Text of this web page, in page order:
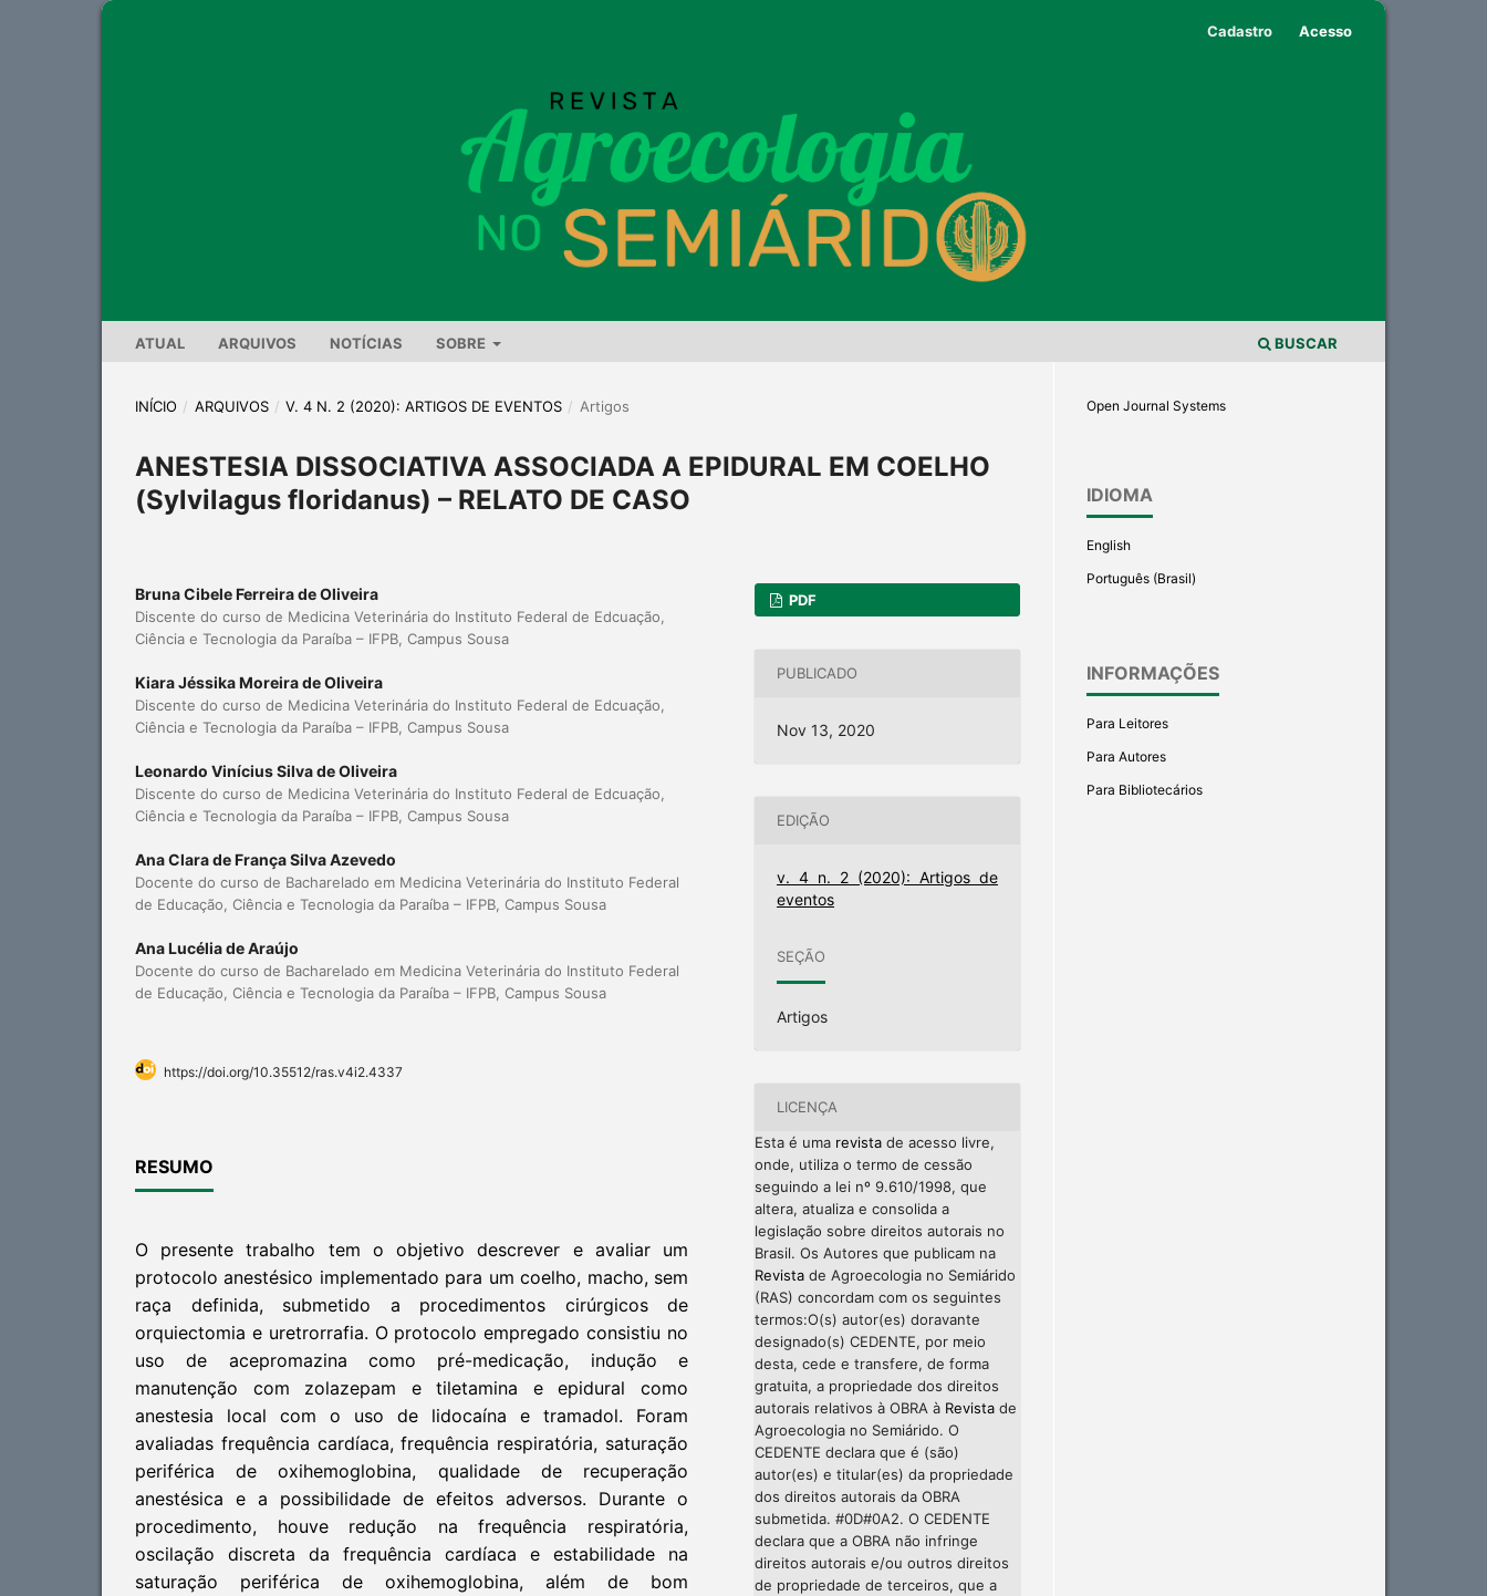
ATUAL ARQUIVOS NOTÍCIAS SOBRE BUSCAR
Cadastro Acesso
INÍCIO / ARQUIVOS / V. 4 N. 2 (2020): ARTIGOS DE EVENTOS / Artigos
ANESTESIA DISSOCIATIVA ASSOCIADA A EPIDURAL EM COELHO
(Sylvilagus floridanus) – RELATO DE CASO
Bruna Cibele Ferreira de Oliveira
Discente do curso de Medicina Veterinária do Instituto Federal de Edcuação,
Ciência e Tecnologia da Paraíba – IFPB, Campus Sousa
Kiara Jéssika Moreira de Oliveira
Discente do curso de Medicina Veterinária do Instituto Federal de Edcuação,
Ciência e Tecnologia da Paraíba – IFPB, Campus Sousa
Leonardo Vinícius Silva de Oliveira
Discente do curso de Medicina Veterinária do Instituto Federal de Edcuação,
Ciência e Tecnologia da Paraíba – IFPB, Campus Sousa
Ana Clara de França Silva Azevedo
Docente do curso de Bacharelado em Medicina Veterinária do Instituto Federal
de Educação, Ciência e Tecnologia da Paraíba – IFPB, Campus Sousa
Ana Lucélia de Araújo
Docente do curso de Bacharelado em Medicina Veterinária do Instituto Federal
de Educação, Ciência e Tecnologia da Paraíba – IFPB, Campus Sousa
https://doi.org/10.35512/ras.v4i2.4337
RESUMO
O presente trabalho tem o objetivo descrever e avaliar um
protocolo anestésico implementado para um coelho, macho, sem
raça definida, submetido a procedimentos cirúrgicos de
orquiectomia e uretrorrafia. O protocolo empregado consistiu no
uso de acepromazina como pré-medicação, indução e
manutenção com zolazepam e tiletamina e epidural como
anestesia local com o uso de lidocaína e tramadol. Foram
avaliadas frequência cardíaca, frequência respiratória, saturação
periférica de oxihemoglobina, qualidade de recuperação
anestésica e a possibilidade de efeitos adversos. Durante o
procedimento, houve redução na frequência respiratória,
oscilação discreta da frequência cardíaca e estabilidade na
saturação periférica de oxihemoglobina, além de bom
PDF
PUBLICADO
Nov 13, 2020
EDIÇÃO
v. 4 n. 2 (2020): Artigos de
eventos
SEÇÃO
Artigos
LICENÇA
Esta é uma revista de acesso livre,
onde, utiliza o termo de cessão
seguindo a lei nº 9.610/1998, que
altera, atualiza e consolida a
legislação sobre direitos autorais no
Brasil. Os Autores que publicam na
Revista de Agroecologia no Semiárido
(RAS) concordam com os seguintes
termos:O(s) autor(es) doravante
designado(s) CEDENTE, por meio
desta, cede e transfere, de forma
gratuita, a propriedade dos direitos
autorais relativos à OBRA à Revista de
Agroecologia no Semiárido. O
CEDENTE declara que é (são)
autor(es) e titular(es) da propriedade
dos direitos autorais da OBRA
submetida. #0D#0A2. O CEDENTE
declara que a OBRA não infringe
direitos autorais e/ou outros direitos
de propriedade de terceiros, que a
Open Journal Systems
IDIOMA
English
Português (Brasil)
INFORMAÇÕES
Para Leitores
Para Autores
Para Bibliotecários